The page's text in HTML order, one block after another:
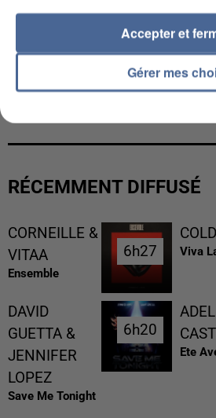
UN SECOND CADRE DE LA
RÉCEMMENT DIFFUSÉ
CORNEILLE &
VITAA
Ensemble
6h27
6h27 Viva
DAVID
GUETTA &
JENNIFER
LOPEZ
Save Me Tonight
6h20
6h20
Ete
Gérer mes
Accepter et